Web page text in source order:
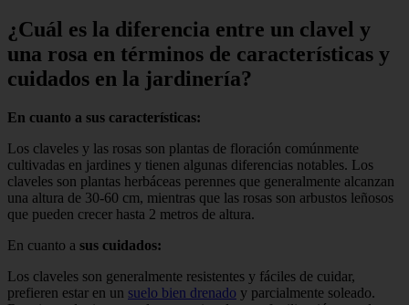
¿Cuál es la diferencia entre un clavel y
una rosa en términos de características y
cuidados en la jardinería?
En cuanto a sus características:
Los claveles y las rosas son plantas de floración comúnmente
cultivadas en jardines y tienen algunas diferencias notables. Los
claveles son plantas herbáceas perennes que generalmente alcanzan
una altura de 30-60 cm, mientras que las rosas son arbustos leñosos
que pueden crecer hasta 2 metros de altura.
En cuanto a sus cuidados:
Los claveles son generalmente resistentes y fáciles de cuidar,
prefieren estar en un suelo bien drenado y parcialmente soleado.